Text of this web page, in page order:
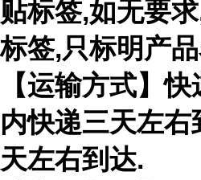
贴标签,如无要
标签,只标明产
【运输方式】
内快递三天左
天左右到达.